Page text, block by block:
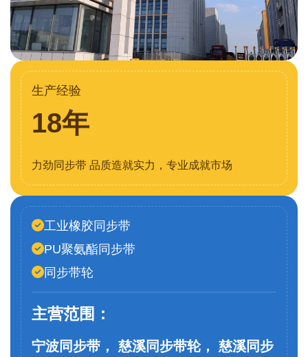
生产经验
18年
力劲同步带 品质造就实力，专业成就市场
工业橡胶同步带
PU聚氨酯同步带
同步带轮
主营范围：
宁波同步带， 慈溪同步带轮， 慈溪同步